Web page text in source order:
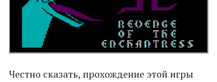
Честно сказать, прохождение этой игры